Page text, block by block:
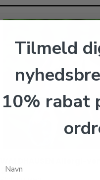
WALDHAUSEN Allergi-
grime
Tilmeld
10% rabat